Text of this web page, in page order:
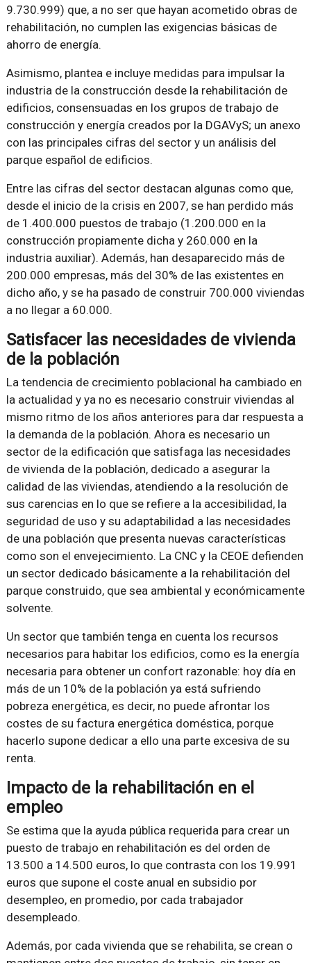
9.730.999) que, a no ser que hayan acometido obras de
rehabilitación, no cumplen las exigencias básicas de
ahorro de energía.
Asimismo, plantea e incluye medidas para impulsar la
industria de la construcción desde la rehabilitación de
edificios, consensuadas en los grupos de trabajo de
construcción y energía creados por la DGAVyS; un anexo
con las principales cifras del sector y un análisis del
parque español de edificios.
Entre las cifras del sector destacan algunas como que,
desde el inicio de la crisis en 2007, se han perdido más
de 1.400.000 puestos de trabajo (1.200.000 en la
construcción propiamente dicha y 260.000 en la
industria auxiliar). Además, han desaparecido más de
200.000 empresas, más del 30% de las existentes en
dicho año, y se ha pasado de construir 700.000 viviendas
a no llegar a 60.000.
Satisfacer las necesidades de vivienda
de la población
La tendencia de crecimiento poblacional ha cambiado en
la actualidad y ya no es necesario construir viviendas al
mismo ritmo de los años anteriores para dar respuesta a
la demanda de la población. Ahora es necesario un
sector de la edificación que satisfaga las necesidades
de vivienda de la población, dedicado a asegurar la
calidad de las viviendas, atendiendo a la resolución de
sus carencias en lo que se refiere a la accesibilidad, la
seguridad de uso y su adaptabilidad a las necesidades
de una población que presenta nuevas características
como son el envejecimiento. La CNC y la CEOE defienden
un sector dedicado básicamente a la rehabilitación del
parque construido, que sea ambiental y económicamente
solvente.
Un sector que también tenga en cuenta los recursos
necesarios para habitar los edificios, como es la energía
necesaria para obtener un confort razonable: hoy día en
más de un 10% de la población ya está sufriendo
pobreza energética, es decir, no puede afrontar los
costes de su factura energética doméstica, porque
hacerlo supone dedicar a ello una parte excesiva de su
renta.
Impacto de la rehabilitación en el
empleo
Se estima que la ayuda pública requerida para crear un
puesto de trabajo en rehabilitación es del orden de
13.500 a 14.500 euros, lo que contrasta con los 19.991
euros que supone el coste anual en subsidio por
desempleo, en promedio, por cada trabajador
desempleado.
Además, por cada vivienda que se rehabilita, se crean o